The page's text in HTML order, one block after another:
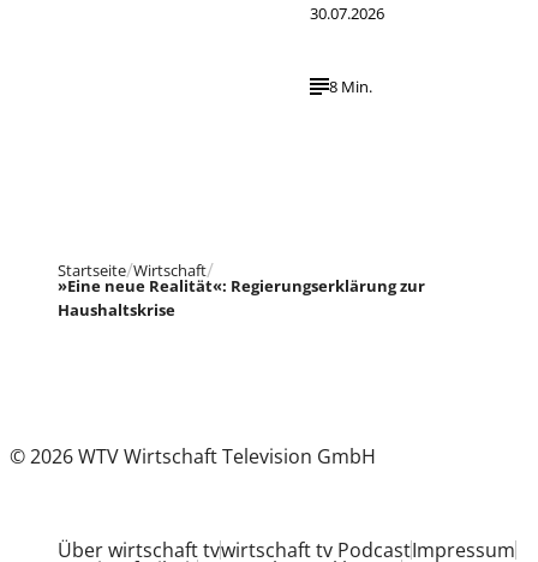
30.07.2026
8 Min.
Startseite Wirtschaft
»Eine neue Realität«: Regierungserklärung zur
Haushaltskrise
© 2026 WTV Wirtschaft Television GmbH
Über wirtschaft tvwirtschaft tv PodcastImpressum